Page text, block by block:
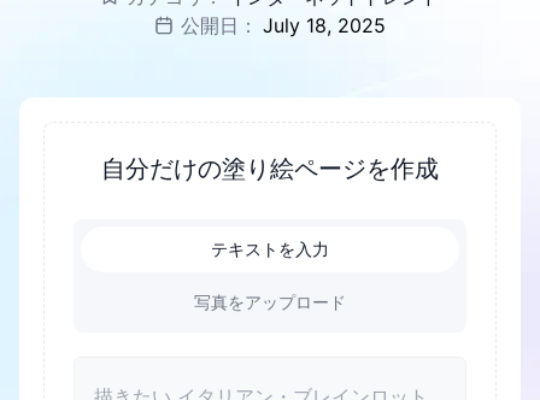
公開日： July 18, 2025
自分だけの塗り絵ページを作成
テキストを入力
写真をアップロード